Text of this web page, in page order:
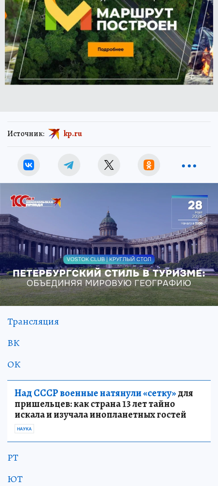
Источник: kp.ru
Трансляция
ВК
ОК
Над СССР военные натянули «сетку»для
пришельцев: как страна 13 лет тайно
искала и изучала инопланетных гостей
НАУКА
РТ
ЮТ